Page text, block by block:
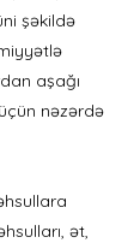
şəkildə
aşağı
nəzərdə
ət,